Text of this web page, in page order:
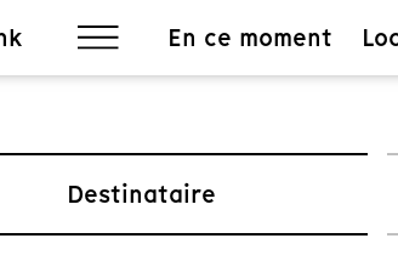
En ce moment
Destinataire